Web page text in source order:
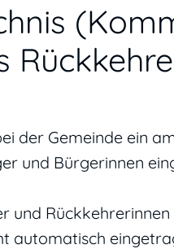
der Gemeinde ein
und Bürgerinnen
und
automatisch